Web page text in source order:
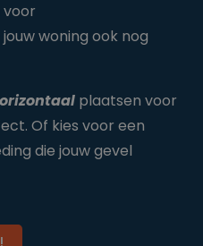
voor
woning ook nog
plaatsen voor
Of kies voor een
die jouw gevel